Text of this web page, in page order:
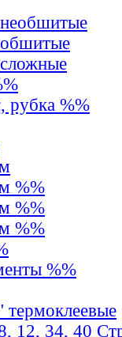
рубка %%
%%
%%
%%
%%
12, 34, 40